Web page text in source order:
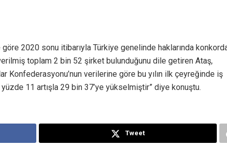
göre 2020 sonu itibarıyla Türkiye genelinde haklarında
toplam 2 bin 52 şirket bulunduğunu dile getiren Ataş,
Konfederasyonu’nun verilerine göre bu yılın ilk çeyreğinde iş
11 artışla 29 bin 37’ye yükselmiştir” diye konuştu.
Tweet